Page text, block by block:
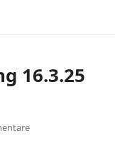
16.3.25